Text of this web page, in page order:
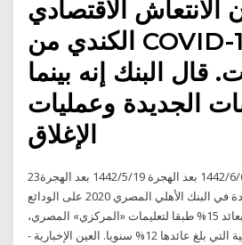
الانتعاش الاقتصادي
الكندي من COVID-19 يسير وفقًا
قال البنك إنه بينما
الجديدة وعمليات
الإغلاق
23‏‏/5‏‏/1441 بعد الهجرة 6‏‏/6‏‏/1442 بعد الهجرة 19‏‏/5‏‏/1442 بعد الهجرة
استقرت أسعار الفائدة في البنك الأهلي المصري 2020 على الودائع
والشهادات، حيث يقدمها بعائد 15% طبقا لتعليمات «المركزي» المصري،
كما يقدم الشهادات البلاتينية التي بلغ عائدها 12% سنويا. العين الإخبارية -